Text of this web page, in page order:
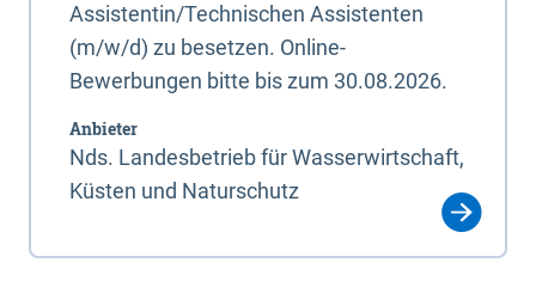
Assistentin/Technischen Assistenten
(m/w/d) zu besetzen. Online-
Bewerbungen bitte bis zum 30.08.2026.
Anbieter
Nds. Landesbetrieb für Wasserwirtschaft,
Küsten und Naturschutz